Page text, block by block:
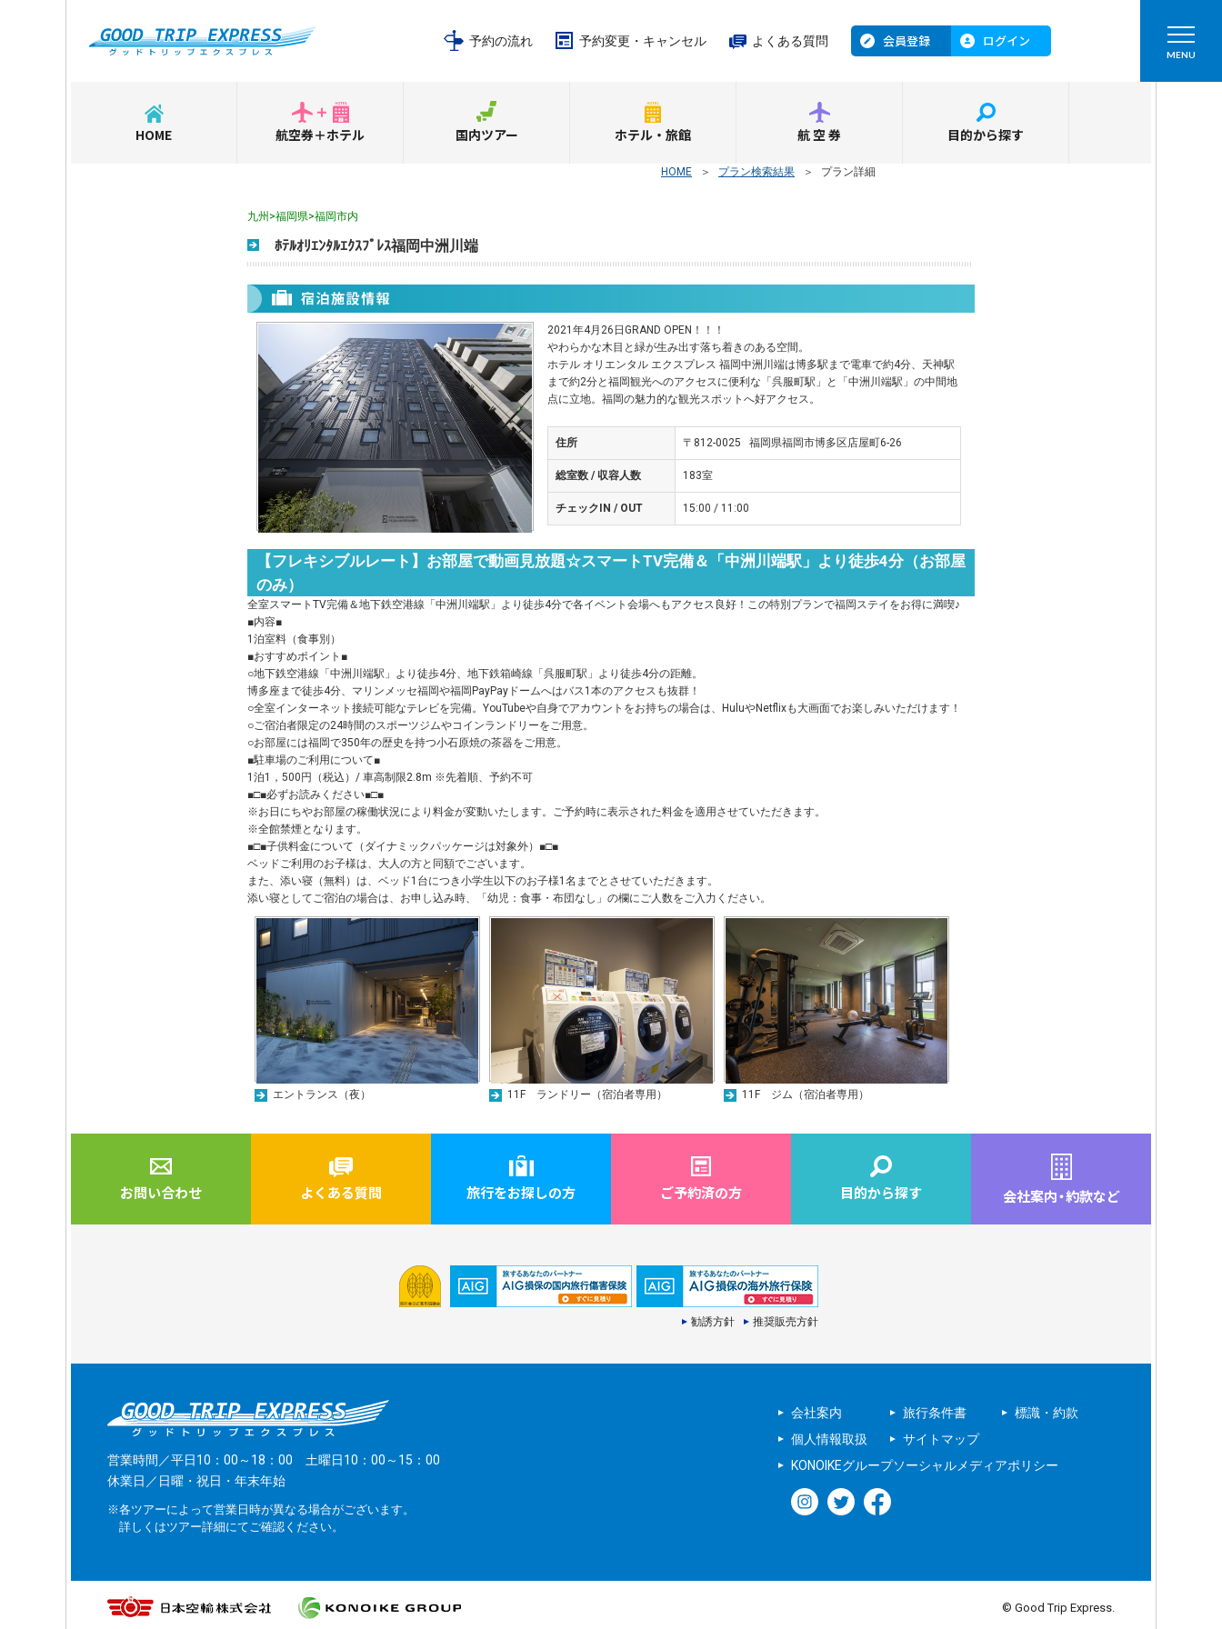
予約の流れ 予約変更・キャンセル よくある質問 会員登録 ログイン
MENU
HOME 航空券＋ホテル 国内ツアー ホテル・旅館 航空券 目的から探す
HOME ＞ プラン検索結果 ＞ プラン詳細
九州>福岡県>福岡市内
ﾎﾃﾙｵﾘｴﾝﾀﾙｴｸｽﾌﾟﾚｽ福岡中洲川端
2021年4月26日GRAND OPEN！！！
やわらかな木目と緑が生み出す落ち着きのある空間。
ホテル オリエンタル エクスプレス 福岡中洲川端は博多駅まで電車で約4分、天神駅
まで約2分と福岡観光へのアクセスに便利な「呉服町駅」と「中洲川端駅」の中間地
点に立地。福岡の魅力的な観光スポットへ好アクセス。
住所 〒812-0025 福岡県福岡市博多区店屋町6-26
総室数 / 収容人数 183室
チェックIN / OUT 15:00 / 11:00
【フレキシブルレート】お部屋で動画見放題☆スマートTV完備＆「中洲川端駅」より徒歩4分（お部屋
のみ）
全室スマートTV完備＆地下鉄空港線「中洲川端駅」より徒歩4分で各イベント会場へもアクセス良好！この特別プランで福岡ステイをお得に満喫♪
■内容■
1泊室料（食事別）
■おすすめポイント■
○地下鉄空港線「中洲川端駅」より徒歩4分、地下鉄箱崎線「呉服町駅」より徒歩4分の距離。
博多座まで徒歩4分、マリンメッセ福岡や福岡PayPayドームへはバス1本のアクセスも抜群！
○全室インターネット接続可能なテレビを完備。YouTubeや自身でアカウントをお持ちの場合は、HuluやNetflixも大画面でお楽しみいただけます！
○ご宿泊者限定の24時間のスポーツジムやコインランドリーをご用意。
○お部屋には福岡で350年の歴史を持つ小石原焼の茶器をご用意。
■駐車場のご利用について■
1泊1，500円（税込）/ 車高制限2.8m ※先着順、予約不可
■□■必ずお読みください■□■
※お日にちやお部屋の稼働状況により料金が変動いたします。ご予約時に表示された料金を適用させていただきます。
※全館禁煙となります。
■□■子供料金について（ダイナミックパッケージは対象外）■□■
ベッドご利用のお子様は、大人の方と同額でございます。
また、添い寝（無料）は、ベッド1台につき小学生以下のお子様1名までとさせていただきます。
添い寝としてご宿泊の場合は、お申し込み時、「幼児：食事・布団なし」の欄にご人数をご入力ください。
エントランス（夜） 11F ランドリー（宿泊者専用） 11F ジム（宿泊者専用）
お問い合わせ よくある質問 旅行をお探しの方 ご予約済の方 目的から探す 会社案内・約款など
勧誘方針 推奨販売方針
営業時間／平日10：00～18：00 土曜日10：00～15：00
休業日／日曜・祝日・年末年始
※各ツアーによって営業日時が異なる場合がございます。
詳しくはツアー詳細にてご確認ください。
会社案内 旅行条件書
標識・約款
個人情報取扱
サイトマップ
KONOIKEグループソーシャルメディアポリシー
© Good Trip Express.